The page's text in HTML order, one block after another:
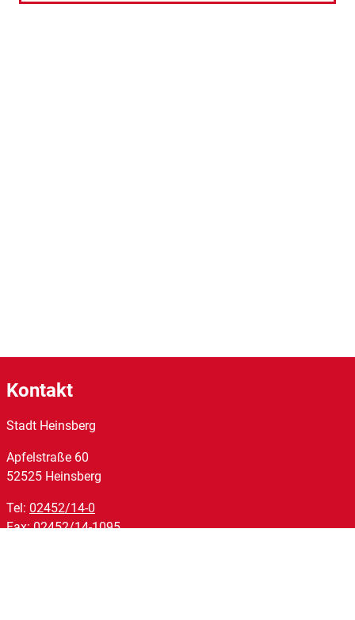
Kontakt
Stadt Heinsberg
Apfelstraße 60
52525 Heinsberg
Tel: 02452/14-0
Fax:02452/14-1095